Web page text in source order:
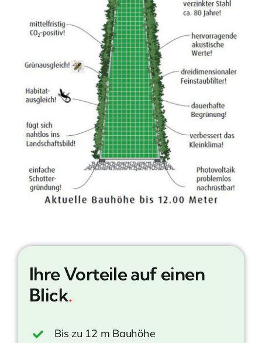
Ihre Vorteile auf einen
Blick.
Bis zu 12 m Bauhöhe